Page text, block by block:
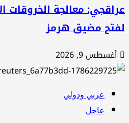
معالجة الخروقات
مضيق هرمز
أغسطس 9, 2026
عربي ودولي
عاجل